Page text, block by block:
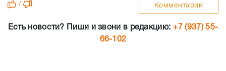
/ Комментарии
Есть новости? Пиши и звони в редакцию: +7 (937) 55-
66-102